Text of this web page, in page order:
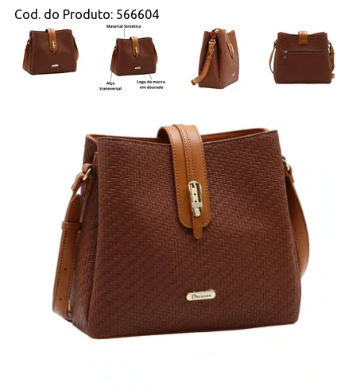
Cod. do Produto: 566604